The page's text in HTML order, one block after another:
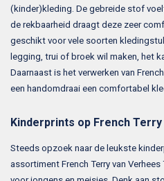
(kinder)kleding. De gebreide stof
de rekbaarheid draagt deze zeer
geschikt voor vele soorten
legging, trui of broek wil maken, het
Daarnaast is het verwerken van
een handomdraai een comfortabel
Kinderprints op French Terry
Steeds opzoek naar de leukste
assortiment French Terry van